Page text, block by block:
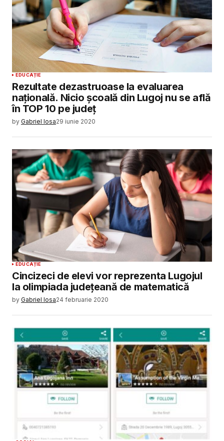
EDUCAȚIE
Rezultate dezastruoase la evaluarea
națională. Nicio școală din Lugoj nu se află
în TOP 10 pe județ
by Gabriel Iosa29 iunie 2020
EDUCAȚIE
Cincizeci de elevi vor reprezenta Lugojul
la olimpiada judeţeană de matematică
by Gabriel Iosa24 februarie 2020